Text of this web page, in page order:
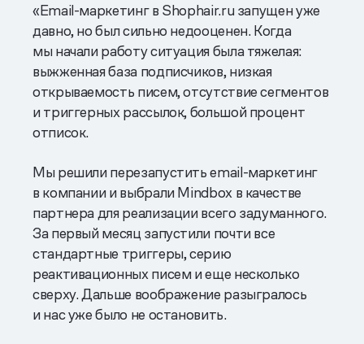
«Email-маркетинг в Shophair.ru запущен уже
давно, но был сильно недооценен. Когда
мы начали работу ситуация была тяжелая:
выжженная база подписчиков, низкая
открываемость писем, отсутствие сегментов
и триггерных рассылок, большой процент
отписок.
Мы решили перезапустить email-маркетинг
в компании и выбрали Mindbox в качестве
партнера для реализации всего задуманного.
За первый месяц запустили почти все
стандартные триггеры, серию
реактивационных писем и еще несколько
сверху. Дальше воображение разыгралось
и нас уже было не остановить.